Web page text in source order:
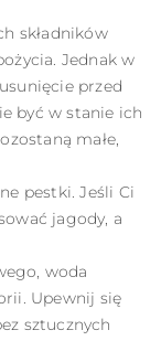
składników
Jednak w
przed
być w stanie ich
małe,
pestki. Jeśli Ci
jagody, a
woda
Upewnij się
sztucznych